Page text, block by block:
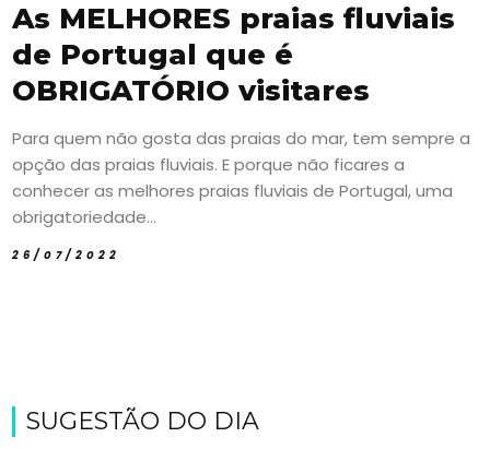
As MELHORES praias fluviais
de Portugal que é
OBRIGATÓRIO visitares
Para quem não gosta das praias do mar, tem sempre a
opção das praias fluviais. E porque não ficares a
conhecer as melhores praias fluviais de Portugal, uma
obrigatoriedade...
26/07/2022
SUGESTÃO DO DIA